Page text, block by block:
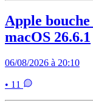
Apple
macOS 26.6.1
06/08/2026 à 20:10
• 11